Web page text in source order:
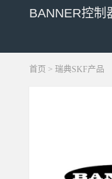
BANNER控制
首页 > 瑞典SKF产品